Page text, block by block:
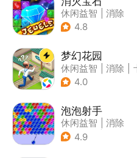
休闲益智
消除
4.8
梦幻花园
休闲益智 消除
| 创梦天地
4.0
泡泡射手
休闲益智
消除
| 泡泡龙
4.9